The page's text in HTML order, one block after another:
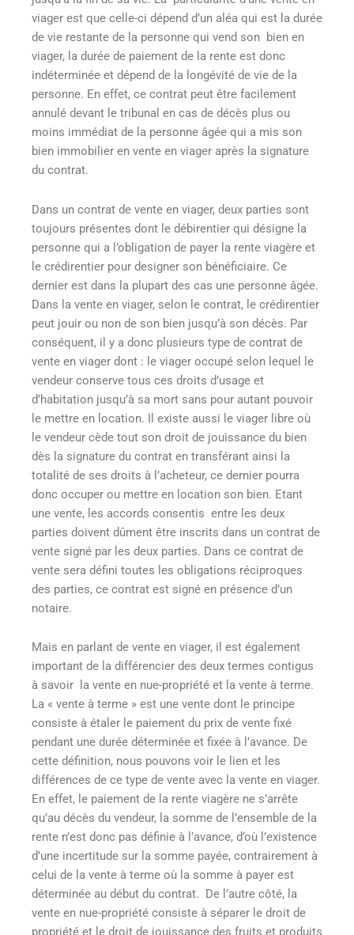
viager est que celle-ci dépend d’un aléa qui est la durée
de vie restante de la personne qui vend son bien en
viager, la durée de paiement de la rente est donc
indéterminée et dépend de la longévité de vie de la
personne. En effet, ce contrat peut être facilement
annulé devant le tribunal en cas de décès plus ou
moins immédiat de la personne âgée qui a mis son
bien immobilier en vente en viager après la signature
du contrat.
Dans un contrat de vente en viager, deux parties sont
toujours présentes dont le débirentier qui désigne la
personne qui a l’obligation de payer la rente viagère et
le crédirentier pour designer son bénéficiaire. Ce
dernier est dans la plupart des cas une personne âgée.
Dans la vente en viager, selon le contrat, le crédirentier
peut jouir ou non de son bien jusqu’à son décès. Par
conséquent, il y a donc plusieurs type de contrat de
vente en viager dont : le viager occupé selon lequel le
vendeur conserve tous ces droits d’usage et
d’habitation jusqu’à sa mort sans pour autant pouvoir
le mettre en location. Il existe aussi le viager libre où
le vendeur cède tout son droit de jouissance du bien
dès la signature du contrat en transférant ainsi la
totalité de ses droits à l’acheteur, ce dernier pourra
donc occuper ou mettre en location son bien. Etant
une vente, les accords consentis entre les deux
parties doivent dûment être inscrits dans un contrat de
vente signé par les deux parties. Dans ce contrat de
vente sera défini toutes les obligations réciproques
des parties, ce contrat est signé en présence d’un
notaire.
Mais en parlant de vente en viager, il est également
important de la différencier des deux termes contigus
à savoir la vente en nue-propriété et la vente à terme.
La « vente à terme » est une vente dont le principe
consiste à étaler le paiement du prix de vente fixé
pendant une durée déterminée et fixée à l’avance. De
cette définition, nous pouvons voir le lien et les
différences de ce type de vente avec la vente en viager.
En effet, le paiement de la rente viagère ne s’arrête
qu’au décès du vendeur, la somme de l’ensemble de la
rente n’est donc pas définie à l’avance, d’où l’existence
d’une incertitude sur la somme payée, contrairement à
celui de la vente à terme où la somme à payer est
déterminée au début du contrat. De l’autre côté, la
vente en nue-propriété consiste à séparer le droit de
propriété et le droit de jouissance des fruits et produits